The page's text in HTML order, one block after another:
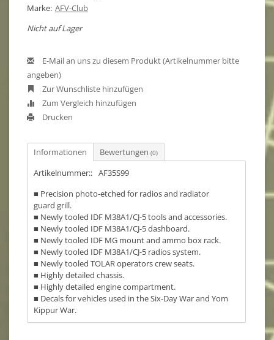
Marke: AFV-Club
Nicht auf Lager
E-Mail an uns zu diesem Produkt (Artikelnummer bitte
angeben)
Zur Wunschliste hinzufügen
Zum Vergleich hinzufügen
Drucken
Informationen Bewertungen (0)
Artikelnummer:: AF35S99
■ Precision photo-etched for radios and radiator
guard grill.
■ Newly tooled IDF M38A1/CJ-5 tools and accessories.
■ Newly tooled IDF M38A1/CJ-5 dashboard.
■ Newly tooled IDF MG mount and ammo box rack.
■ Newly tooled IDF M38A1/CJ-5 radios system.
■ Newly tooled TOLAR operators crew seats.
■ Highly detailed chassis.
■ Highly detailed engine compartment.
■ Decals for vehicles used in the Six-Day War and Yom
Kippur War.